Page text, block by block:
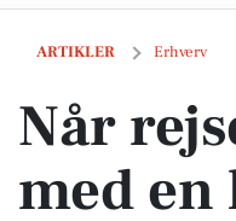
ARTIKLER Erhverv
Når rejsen starter med
Når
med en